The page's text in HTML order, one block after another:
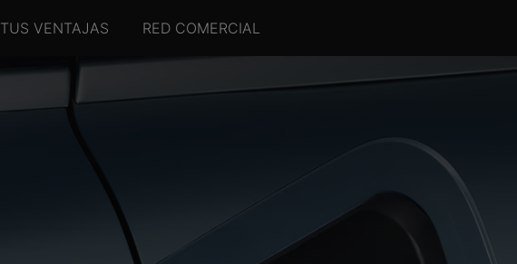
TUS VENTAJAS RED COMERCIAL